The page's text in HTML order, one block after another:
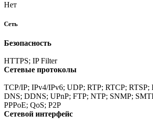
Нет
Сеть
Безопасность
HTTPS; IP Filter
Сетевые протоколы
TCP/IP; IPv4/IPv6; UDP; RTP; RTCP;
DNS; DDNS; UPnP; FTP; NTP; SNMP;
PPPoE; QoS; P2P
Сетевой интерфейс